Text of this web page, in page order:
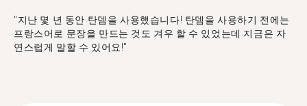
"​​지난 몇 년 동안 탄뎀을 사용했습니다! 탄뎀을 사용하기 전에는
프랑스어로 문장을 만드는 것도 겨우 할 수 있었는데 지금은 자
연스럽게 말할 수 있어요!"